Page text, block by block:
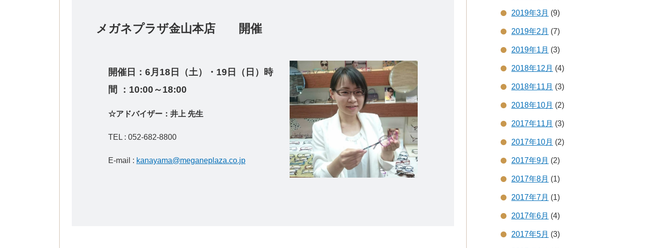
メガネプラザ金山本店 開催
開催日：6月18日（土）・19日（日） 時
間 ：10:00～18:00
☆アドバイザー：井上 先生
TEL : 052-682-8800
E-mail : kanayama@meganeplaza.co.jp
2019年3月 (9)
2019年2月 (7)
2019年1月 (3)
2018年12月 (4)
2018年11月 (3)
2018年10月 (2)
2017年11月 (3)
2017年10月 (2)
2017年9月 (2)
2017年8月 (1)
2017年7月 (1)
2017年6月 (4)
2017年5月 (3)